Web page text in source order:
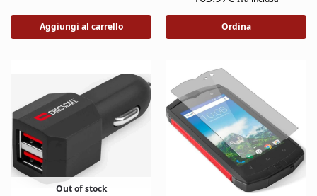
Aggiungi al carrello Ordina
Out of stock